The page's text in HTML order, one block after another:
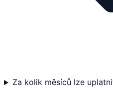
Za kolik měsíců lze